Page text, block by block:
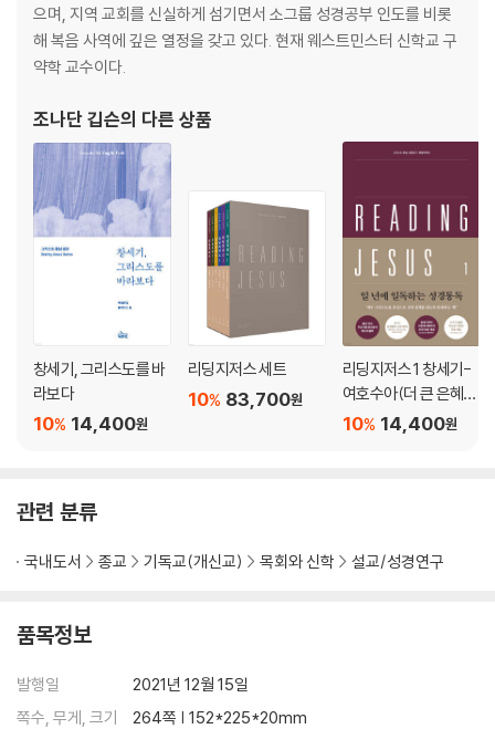
으며, 지역 교회를 신실하게 섬기면서 소그룹 성경공부 인도를 비롯
해 복음 사역에 깊은 열정을 갖고 있다. 현재 웨스트민스터 신학교 구
약학 교수이다.
조나단 깁슨의 다른 상품
창세기, 그리스도를 바
라보다
14,400원
10%
리딩지저스 세트
83,700원
10%
리딩지저스 1 창세기-
여호수아(더 큰 은혜로
인도하시는 하나님)
14,400원
10%
관련 분류
국내도서 종교 기독교(개신교) 목회와 신학 설교/성경연구
품목정보
발행일
2021년 12월 15일
쪽수, 무게, 크기
264쪽 | 152*225*20mm